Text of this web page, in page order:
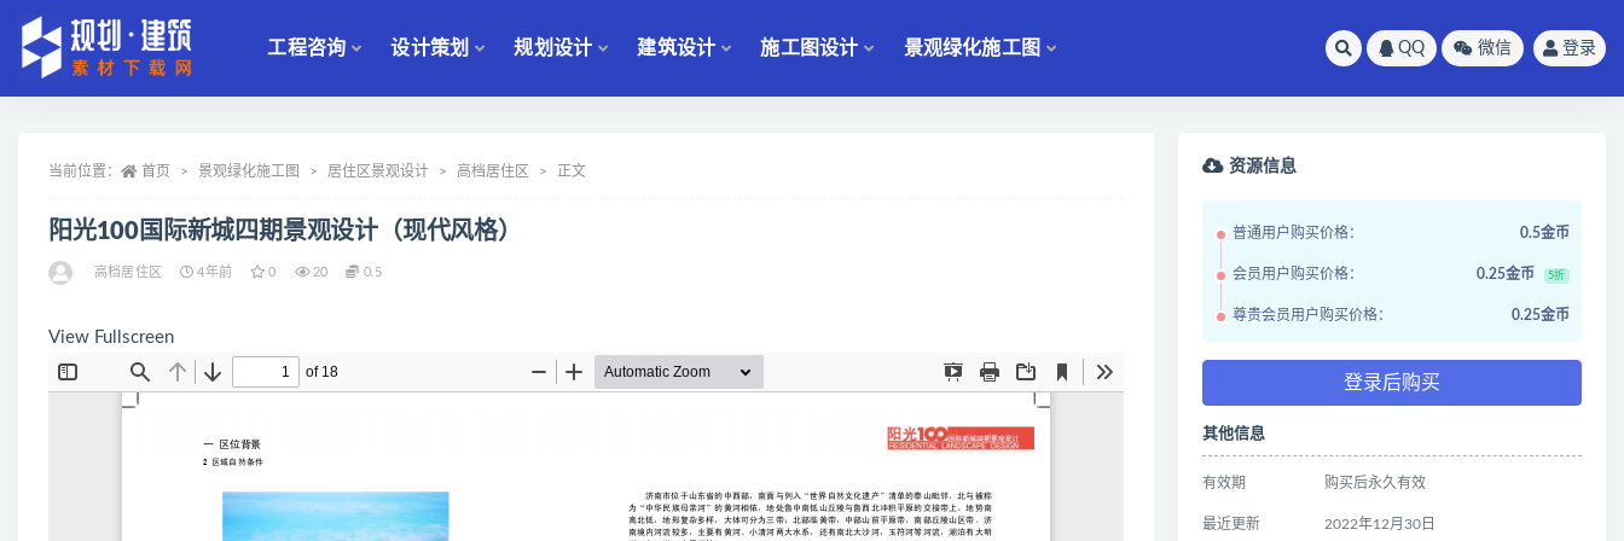
工程咨询 设计策划 规划设计 建筑设计 施工图设计 景观绿化施工图 QQ 微信 登录
当前位置： 首页 景观绿化施工图 居住区景观设计 高档居住区 正文
阳光100国际新城四期景观设计（现代风格）
高档居住区 4年前 0 20 0.5
View Fullscreen
资源信息
普通用户购买价格： 0.5金币
会员用户购买价格： 0.25金币 5折
尊贵会员用户购买价格： 0.25金币
登录后购买
其他信息
有效期 购买后永久有效
最近更新 2022年12月30日